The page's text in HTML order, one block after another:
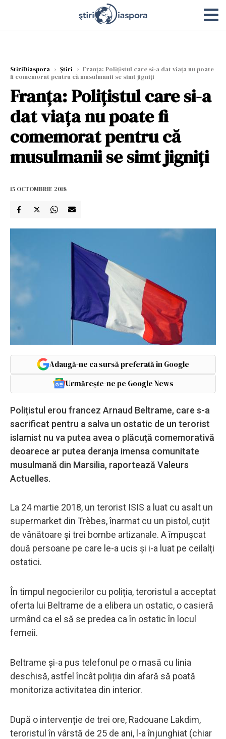
StiriDiaspora › Știri › Franța: Polițistul care si-a dat viața nu poate
fi comemorat pentru că musulmanii se simt jigniți
Franța: Polițistul care si-a
dat viața nu poate fi
comemorat pentru că
musulmanii se simt jigniți
15 OCTOMBRIE 2018
Adaugă-ne ca sursă preferată în Google
Urmărește-ne pe Google News
Polițistul erou francez Arnaud Beltrame, care s-a
sacrificat pentru a salva un ostatic de un terorist
islamist nu va putea avea o plăcuță comemorativă
deoarece ar putea deranja imensa comunitate
musulmană din Marsilia, raportează Valeurs
Actuelles.
La 24 martie 2018, un terorist ISIS a luat cu asalt un
supermarket din Trèbes, înarmat cu un pistol, cuțit
de vânătoare și trei bombe artizanale. A împușcat
două persoane pe care le-a ucis și i-a luat pe ceilalți
ostatici.
În timpul negocierilor cu poliția, teroristul a acceptat
oferta lui Beltrame de a elibera un ostatic, o casieră
urmând ca el să se predea ca în ostatic în locul
femeii.
Beltrame și-a pus telefonul pe o masă cu linia
deschisă, astfel încât poliția din afară să poată
monitoriza activitatea din interior.
După o intervenție de trei ore, Radouane Lakdim,
teroristul în vârstă de 25 de ani, l-a înjunghiat (chiar